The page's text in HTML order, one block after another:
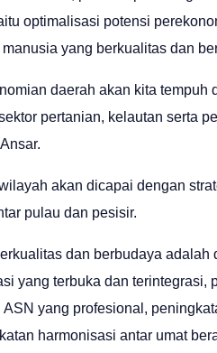
optimalisasi potensi
yang berkualitas dan
daerah akan kita tempuh
pertanian, kelautan serta
akan dicapai dengan
pulau dan pesisir.
dan berbudaya
yang terbuka dan terintegrasi,
yang profesional,
harmonisasi antar umat